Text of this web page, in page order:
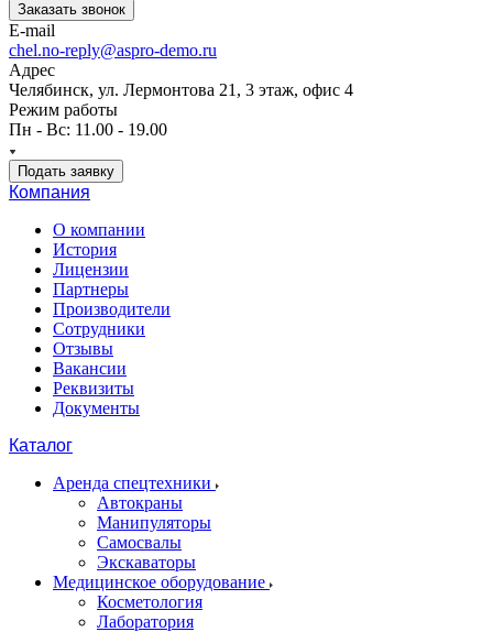
Заказать звонок
E-mail
chel.no-reply@aspro-demo.ru
Адрес
Челябинск, ул. Лермонтова 21, 3 этаж, офис 4
Режим работы
Пн - Вс: 11.00 - 19.00
Подать заявку
Компания
О компании
История
Лицензии
Партнеры
Производители
Сотрудники
Отзывы
Вакансии
Реквизиты
Документы
Каталог
Аренда спецтехники
Автокраны
Манипуляторы
Самосвалы
Экскаваторы
Медицинское оборудование
Косметология
Лаборатория